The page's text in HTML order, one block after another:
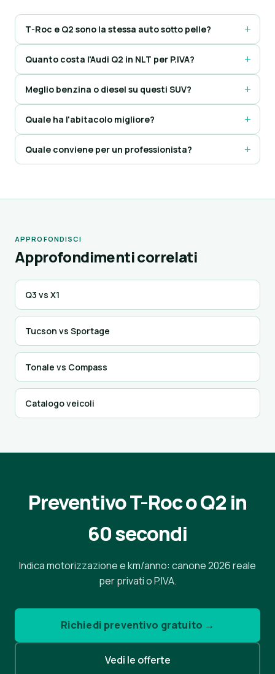
T-Roc e Q2 sono la stessa auto sotto pelle?
Quanto costa l'Audi Q2 in NLT per P.IVA?
Meglio benzina o diesel su questi SUV?
Quale ha l'abitacolo migliore?
Quale conviene per un professionista?
APPROFONDISCI
Approfondimenti correlati
Q3 vs X1
Tucson vs Sportage
Tonale vs Compass
Catalogo veicoli
Preventivo T-Roc o Q2 in
60 secondi
Indica motorizzazione e km/anno: canone 2026 reale
per privati o P.IVA.
Richiedi preventivo gratuito →
Vedi le offerte